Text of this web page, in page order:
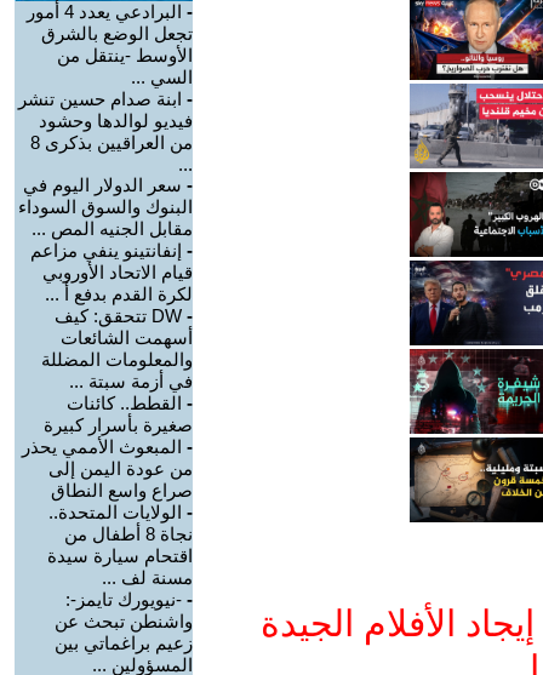
الأفلام الجيدة
-
البرادعي يعدد 4 أمور
تجعل الوضع بالشرق
الأوسط -ينتقل من
السي ...
- ابنة صدام حسين تنشر
فيديو لوالدها وحشود
من العراقيين بذكرى 8
...
- سعر الدولار اليوم في
البنوك والسوق السوداء
مقابل الجنيه المص ...
- إنفانتينو ينفي مزاعم
قيام الاتحاد الأوروبي
لكرة القدم بدفع أ ...
-
DW تتحقق: كيف
أسهمت الشائعات
والمعلومات المضللة
في أزمة سبتة ...
- القطط.. كائنات
صغيرة بأسرار كبيرة
- المبعوث الأممي يحذر
من عودة اليمن إلى
صراع واسع النطاق
- الولايات المتحدة..
نجاة 8 أطفال من
اقتحام سيارة سيدة
مسنة لف ...
- -نيويورك تايمز-:
واشنطن تبحث عن
زعيم براغماتي بين
المسؤولين ...